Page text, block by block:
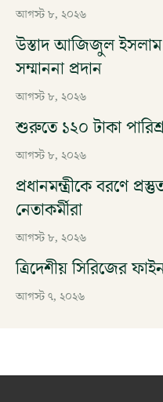
আগস্ট ৮, ২০২৬
উস্তাদ আজিজুল
সম্মাননা প্রদান
আগস্ট ৮, ২০২৬
শুরুতে ১২০ টাকা
আগস্ট ৮, ২০২৬
প্রধানমন্ত্রীকে বরণে
নেতাকর্মীরা
আগস্ট ৮, ২০২৬
ত্রিদেশীয় সিরিজের
আগস্ট ৭, ২০২৬